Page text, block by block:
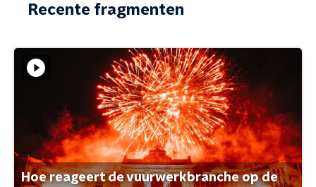
Recente fragmenten
Hoe reageert de vuurwerkbranche op de